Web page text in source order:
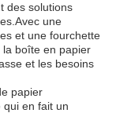
des solutions
une
et une fourchette
la boîte en papier
et les besoins
papier
qui en fait un